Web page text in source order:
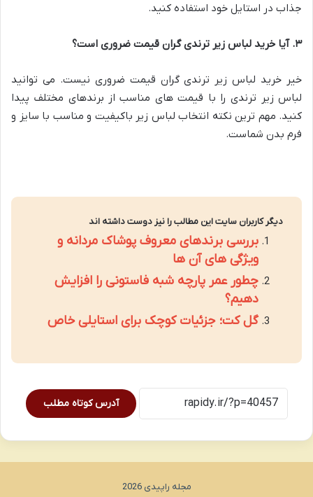
جذاب در استایل خود استفاده کنید.
۳.آیا خرید لباس زیر ترندی گران قیمت ضروری است؟
خیر خرید لباس زیر ترندی گران قیمت ضروری نیست. می توانید
لباس زیر ترندی را با قیمت های مناسب از برندهای مختلف پیدا
کنید. مهم ترین نکته انتخاب لباس زیر باکیفیت و مناسب با سایز و
فرم بدن شماست.
دیگر کاربران سایت این مطالب را نیز دوست داشته اند
بررسی برندهای معروف پوشاک مردانه و
ویژگی های آن ها
چطور عمر پارچه شبه فاستونی را افزایش
دهیم؟
گل کت؛ جزئیات کوچک برای استایلی خاص
آدرس کوتاه مطلب
مجله راپیدی 2026